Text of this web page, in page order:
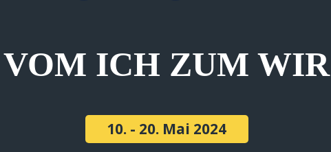
VOM ICH ZUM WIR
10. - 20. Mai 2024